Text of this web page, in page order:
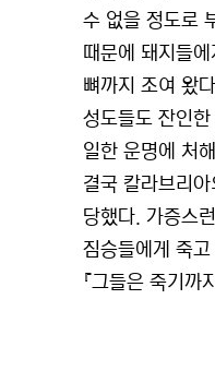
수 없을 정도로
때문에 돼지들
뼈까지 조여 왔
성도들도 잔인
일한 운명에 처
결국 칼라브리
당했다. 가증스
짐승들에게 죽
『그들은 죽기